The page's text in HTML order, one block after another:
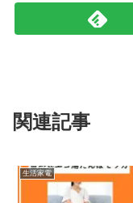
関連記事
生活家電